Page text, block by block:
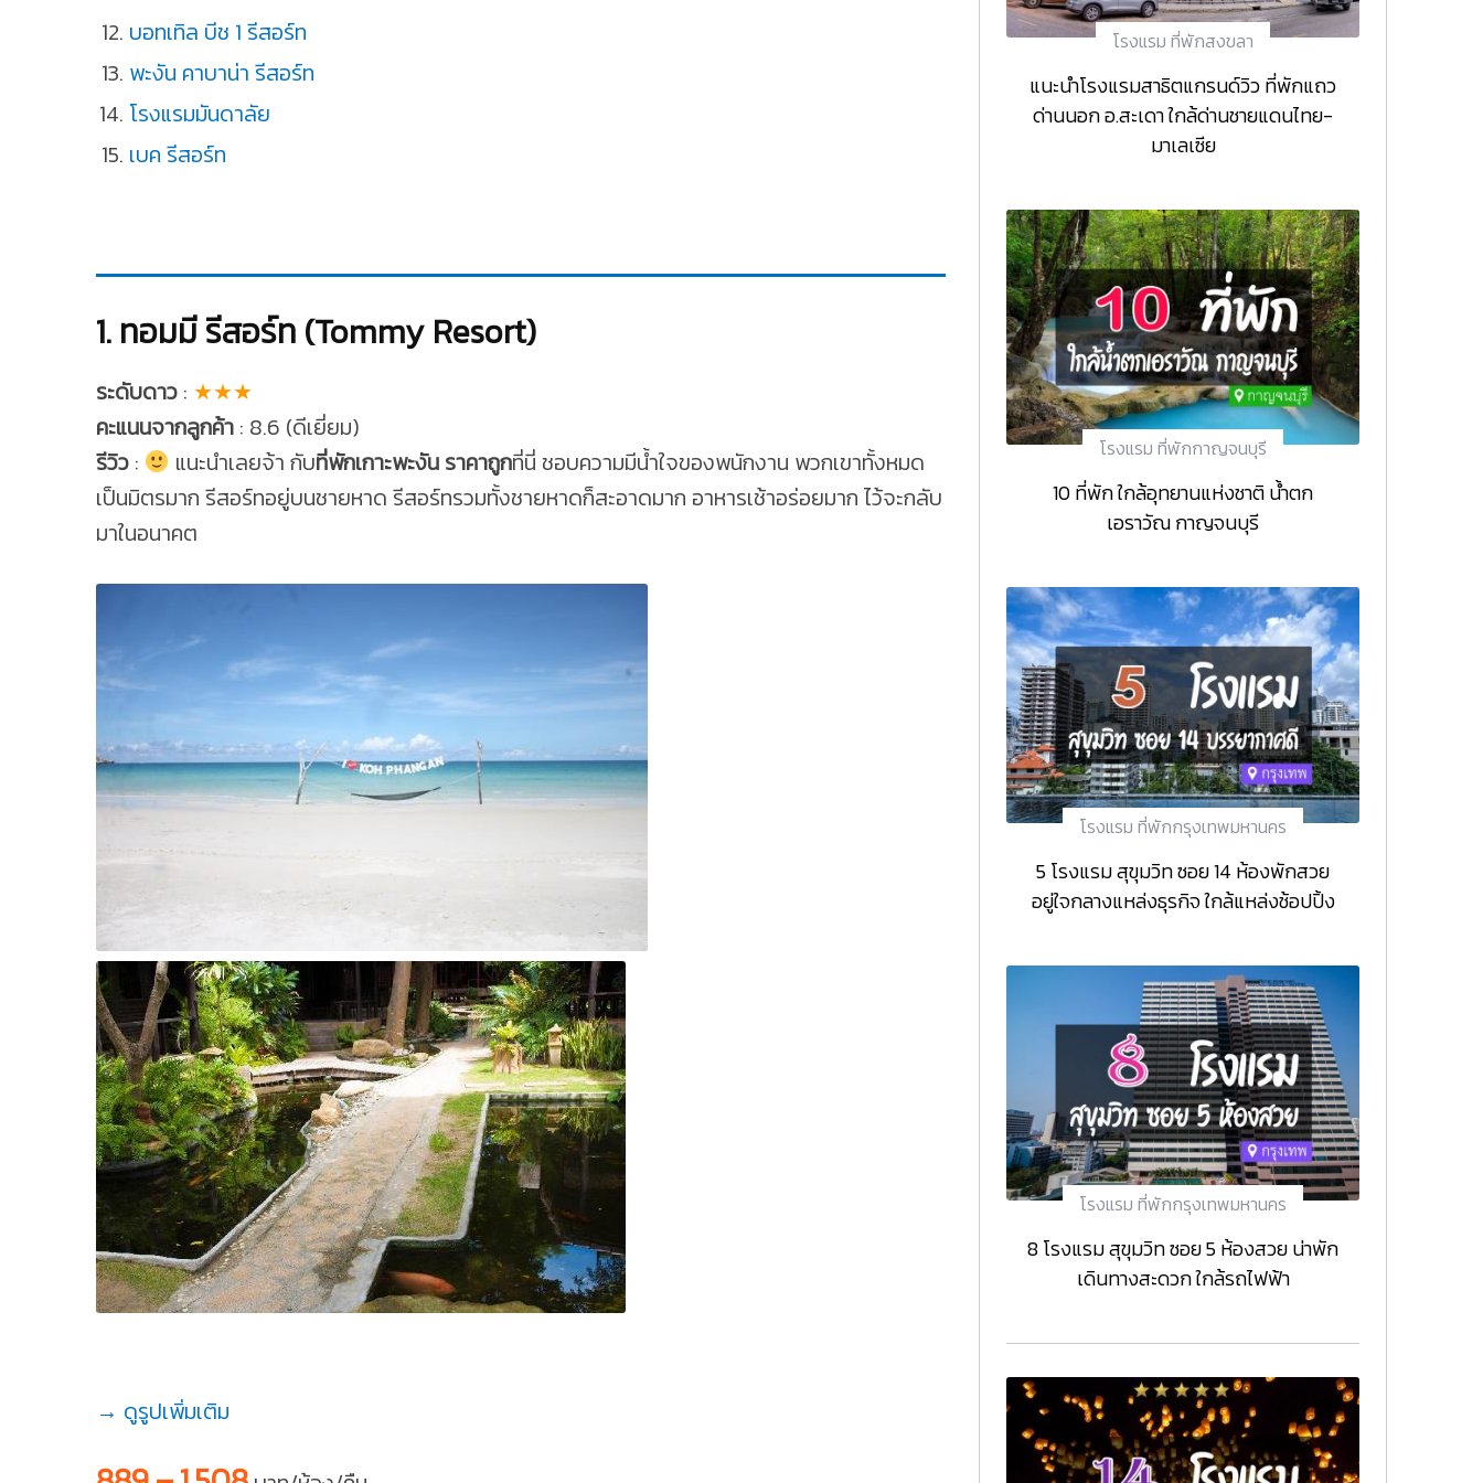
บอทเทิล บีช 1 รีสอร์ท
พะงัน คาบาน่า รีสอร์ท
โรงแรมมันดาลัย
เบค รีสอร์ท
1. ทอมมี รีสอร์ท (Tommy Resort)
ระดับดาว : ★★★
คะแนนจากลูกค้า : 8.6 (ดีเยี่ยม)
รีวิว : แนะนำเลยจ้า กับที่พักเกาะพะงัน ราคาถูกที่นี่ ชอบความมีน้ำใจของพนักงาน พวกเขาทั้งหมด
เป็นมิตรมาก รีสอร์ทอยู่บนชายหาด รีสอร์ทรวมทั้งชายหาดก็สะอาดมาก อาหารเช้าอร่อยมาก ไว้จะกลับ
มาในอนาคต
→ ดูรูปเพิ่มเติม
โรงแรม ที่พักสงขลา
แนะนำโรงแรมสาธิตแกรนด์วิว ที่พักแถว
ด่านนอก อ.สะเดา ใกล้ด่านชายแดนไทย-
มาเลเซีย
โรงแรม ที่พักกาญจนบุรี
10 ที่พัก ใกล้อุทยานแห่งชาติ น้ำตก
เอราวัณ กาญจนบุรี
โรงแรม ที่พักกรุงเทพมหานคร
5 โรงแรม สุขุมวิท ซอย 14 ห้องพักสวย
อยู่ใจกลางแหล่งธุรกิจ ใกล้แหล่งช้อปปิ้ง
โรงแรม ที่พักกรุงเทพมหานคร
8 โรงแรม สุขุมวิท ซอย 5 ห้องสวย น่าพัก
เดินทางสะดวก ใกล้รถไฟฟ้า